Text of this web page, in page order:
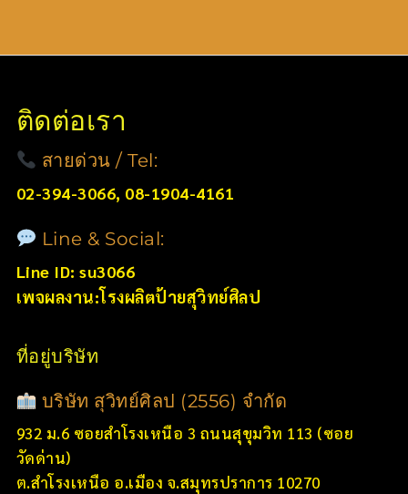
ติดต่อเรา
สายด่วน / Tel:
02-394-3066, 08-1904-4161
Line & Social:
Line ID: su3066
เพจผลงาน:โรงผลิตป้ายสุวิทย์ศิลป
ที่อยู่บริษัท
บริษัท สุวิทย์ศิลป (2556) จำกัด
932 ม.6 ซอยสำโรงเหนือ 3 ถนนสุขุมวิท 113 (ซอย
วัดด่าน)
ต.สำโรงเหนือ อ.เมือง จ.สมุทรปราการ 10270